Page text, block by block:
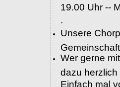
19.00 Uhr --
.
Unsere
Wer gerne
dazu herzlich
Einfach mal